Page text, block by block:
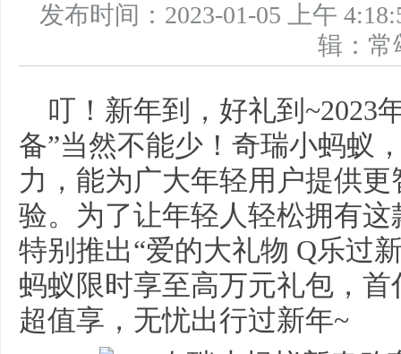
发布时间：2023-01-05 上午
辑：
叮！新年到，好礼到~2023
备”当然不能少！奇瑞小蚂蚁
力，能为广大年轻用户提供
验。为了让年轻人轻松拥有
特别推出“爱的大礼物 Q乐过
蚂蚁限时享至高万元礼包，
超值享，无忧出行过新年~